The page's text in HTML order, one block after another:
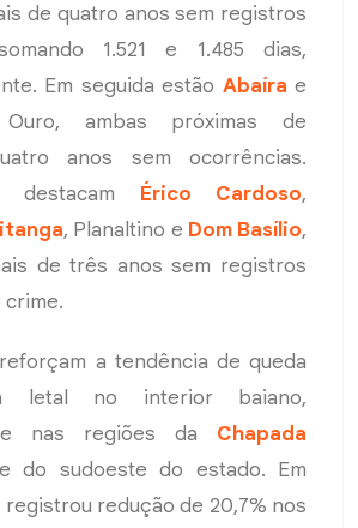
de quatro anos sem registros
1.521 e 1.485 dias,
Em seguida estão Abaíra e
ambas próximas de
anos sem ocorrências.
destacam Érico Cardoso,
, Planaltino e Dom Basílio,
de três anos sem registros
a tendência de queda
letal no interior baiano,
nas regiões da Chapada
do sudoeste do estado. Em
registrou redução de 20,7% nos